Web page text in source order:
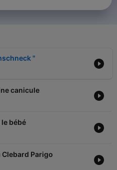
"
canicule
bébé
Clebard Parigo